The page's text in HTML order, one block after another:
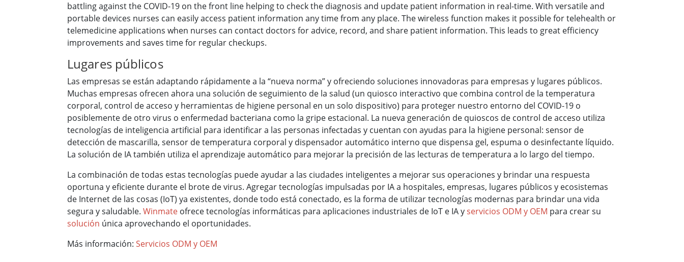
battling against the COVID-19 on the front line helping to check the diagnosis and update patient information in real-time. With versatile and
portable devices nurses can easily access patient information any time from any place. The wireless function makes it possible for telehealth or
telemedicine applications when nurses can contact doctors for advice, record, and share patient information. This leads to great efficiency
improvements and saves time for regular checkups.
Lugares públicos
Las empresas se están adaptando rápidamente a la “nueva norma” y ofreciendo soluciones innovadoras para empresas y lugares públicos.
Muchas empresas ofrecen ahora una solución de seguimiento de la salud (un quiosco interactivo que combina control de la temperatura
corporal, control de acceso y herramientas de higiene personal en un solo dispositivo) para proteger nuestro entorno del COVID-19 o
posiblemente de otro virus o enfermedad bacteriana como la gripe estacional. La nueva generación de quioscos de control de acceso utiliza
tecnologías de inteligencia artificial para identificar a las personas infectadas y cuentan con ayudas para la higiene personal: sensor de
detección de mascarilla, sensor de temperatura corporal y dispensador automático interno que dispensa gel, espuma o desinfectante líquido.
La solución de IA también utiliza el aprendizaje automático para mejorar la precisión de las lecturas de temperatura a lo largo del tiempo.
La combinación de todas estas tecnologías puede ayudar a las ciudades inteligentes a mejorar sus operaciones y brindar una respuesta
oportuna y eficiente durante el brote de virus. Agregar tecnologías impulsadas por IA a hospitales, empresas, lugares públicos y ecosistemas
de Internet de las cosas (IoT) ya existentes, donde todo está conectado, es la forma de utilizar tecnologías modernas para brindar una vida
segura y saludable. Winmate ofrece tecnologías informáticas para aplicaciones industriales de IoT e IA yservicios ODM y OEM para crear su
solución única aprovechando el oportunidades.
Más información: Servicios ODM y OEM